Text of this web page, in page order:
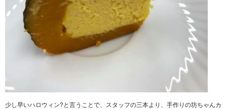
少し早いハロウィン?と言うことで、スタッフの三本より、手作りの坊ちゃんカ